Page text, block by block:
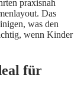
praxisnah
Das
was den
wenn Kinder
für